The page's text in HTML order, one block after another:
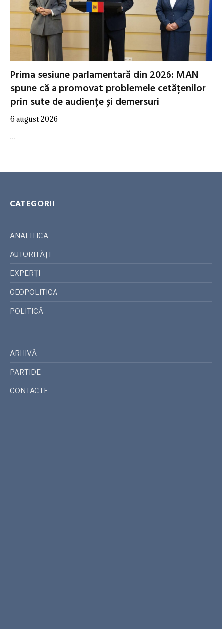
Prima sesiune parlamentară din 2026: MAN
spune că a promovat problemele cetățenilor
prin sute de audiențe și demersuri
6 august 2026
…
CATEGORII
ANALITICA
AUTORITĂȚI
EXPERȚI
GEOPOLITICA
POLITICĂ
ARHIVĂ
PARTIDE
CONTACTE